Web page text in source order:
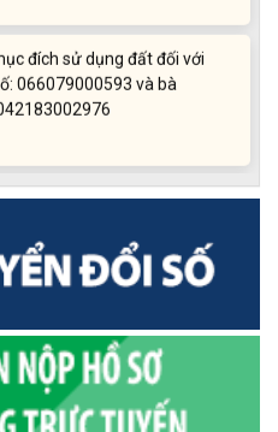
đích sử dụng đất đối với
066079000593 và bà
Giấy chứng nhận quyền sử
Viên (đại diện ông Nguyễn
Thôn 3 Quảng Điền, xã
đích sử dụng đất đối với
và bà Đặng Thị